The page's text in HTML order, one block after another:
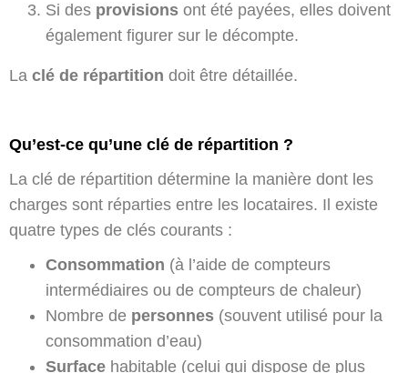
Si des provisions ont été payées, elles doivent
également figurer sur le décompte.
La clé de répartition doit être détaillée.
Qu’est-ce qu’une clé de répartition ?
La clé de répartition détermine la manière dont les
charges sont réparties entre les locataires. Il existe
quatre types de clés courants :
Consommation (à l’aide de compteurs
intermédiaires ou de compteurs de chaleur)
Nombre de personnes (souvent utilisé pour la
consommation d’eau)
Surface habitable (celui qui dispose de plus